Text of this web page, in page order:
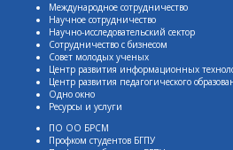
Международное сотрудничество
Научное сотрудничество
Научно-исследовательский сектор
Сотрудничество с бизнесом
Совет молодых ученых
Центр развития информационных
Центр развития педагогического
Одно окно
Ресурсы и услуги
ПО ОО БРСМ
Профком студентов БГПУ